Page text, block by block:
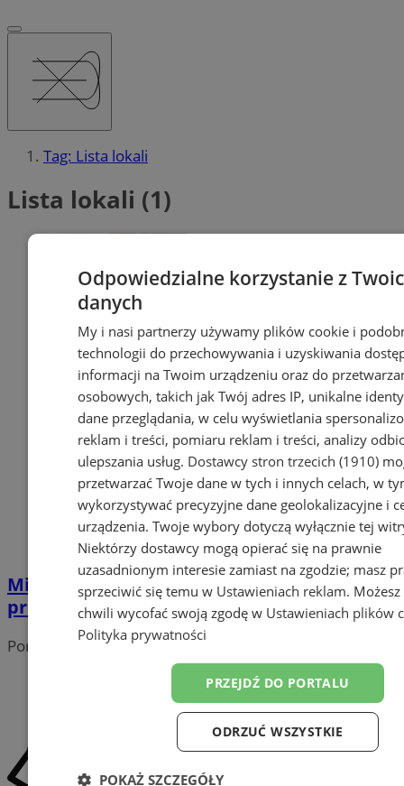
Tag: Lista lokali
Lista lokali (1)
Mieszkanie za remont - jest nowa lista
propozycji!
Portal należy do sieci
Odpowiedzialne korzystanie z
danych
My i nasi partnerzy używamy plików cookie i
technologii do przechowywania i uzyskiwania
informacji na Twoim urządzeniu oraz do
osobowych, takich jak Twój adres IP, unikalne
dane przeglądania, w celu wyświetlania
reklam i treści, pomiaru reklam i treści, analizy
ulepszania usług. Dostawcy stron trzecich (1910)
przetwarzać Twoje dane w tych i innych celach, w
wykorzystywać precyzyjne dane geolokalizacyjne i
urządzenia. Twoje wybory dotyczą wyłącznie tej
Niektórzy dostawcy mogą opierać się na prawnie
uzasadnionym interesie zamiast na zgodzie; masz
sprzeciwić się temu w Ustawieniach reklam.
chwili wycofać swoją zgodę w Ustawieniach plików
Polityka prywatności
PRZEJDŹ DO PORTALU
ODRZUĆ WSZYSTKIE
POKAŻ SZCZEGÓŁY